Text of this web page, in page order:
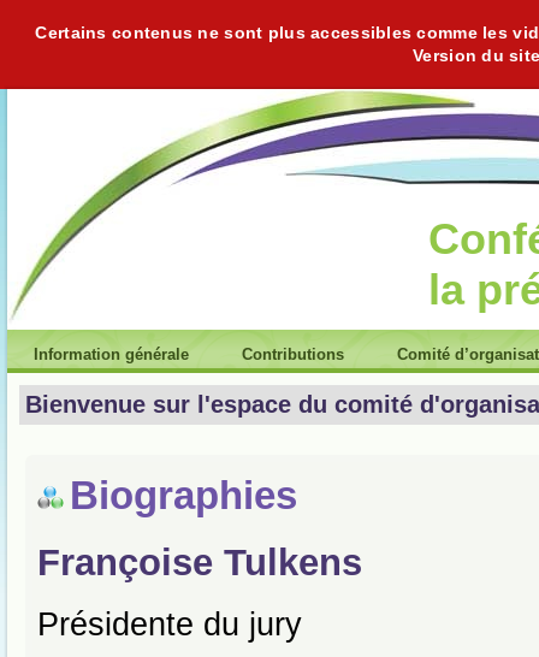
Certains contenus ne sont plus accessibles comme les
Version du
la
Information générale Contributions Comité
Bienvenue sur l'espace du comité
Biographies
Françoise Tulkens
Présidente du jury